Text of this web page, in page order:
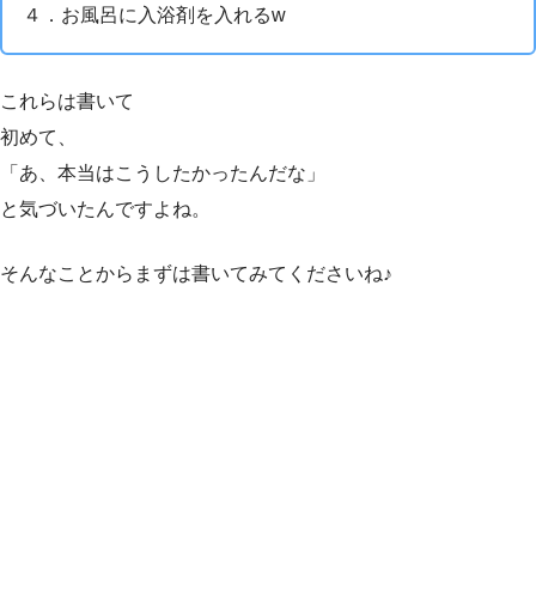
４．お風呂に入浴剤を入れるw
これらは書いて
初めて、
「あ、本当はこうしたかったんだな」
と気づいたんですよね。
そんなことからまずは書いてみてくださいね♪